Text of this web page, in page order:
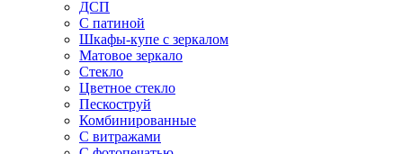
ДСП
С патиной
Шкафы-купе с зеркалом
Матовое зеркало
Стекло
Цветное стекло
Пескоструй
Комбинированные
С витражами